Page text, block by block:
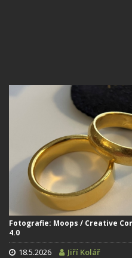
Fotografie: Moops / Creative
4.0
18.5.2026 Jiří Kolář